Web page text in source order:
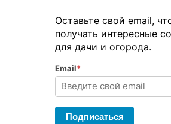
Оставьте свой email,
получать интересные
для дачи и огорода.
Email*
Подписаться